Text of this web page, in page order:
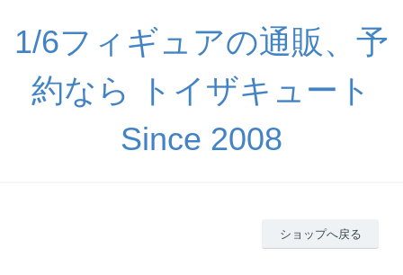
1/6フィギュアの通販、予
約なら トイザキュート
Since 2008
ショップへ戻る